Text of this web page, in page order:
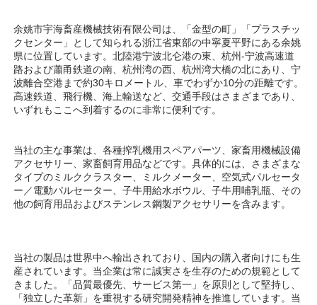
余姚市宇海畜産機械技術有限公司は、「金型の町」「プラスチッ
クセンター」として知られる浙江省東部の中寧夏平野にある余姚
県に位置しています。北陸港宁波北仑港の東、杭州-宁波高速道
路および蕭甬鉄道の南、杭州湾の西、杭州湾大橋の北にあり、宁
波離合空港まで約30キロメートル、車でわずか10分の距離です。
高速鉄道、飛行機、海上輸送など、交通手段はさまざまであり、
いずれもここへ到着するのに非常に便利です。
当社の主な事業は、各種搾乳機用スペアパーツ、家畜用機械設備
アクセサリー、家畜飼育用品などです。具体的には、さまざまな
タイプのミルククラスター、ミルクメーター、空気式パルセータ
ー／電動パルセーター、子牛用給水ボウル、子牛用哺乳瓶、その
他の飼育用品およびステンレス鋼製アクセサリーを含みます。
当社の製品は世界中へ輸出されており、国内の購入者向けにも生
産されています。当企業は常に誠実さを生存のための規範として
きました。「品質最優先、サービス第一」を原則として堅持し、
「独立した革新」を重視する研究開発精神を推進しています。当